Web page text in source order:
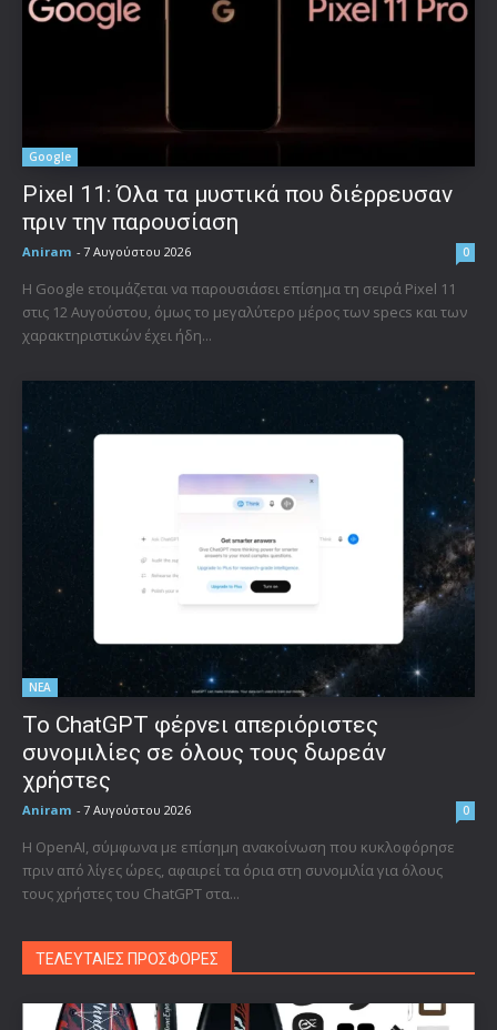
Google
Pixel 11: Όλα τα μυστικά που διέρρευσαν
πριν την παρουσίαση
Aniram - 7 Αυγούστου 2026 0
Η Google ετοιμάζεται να παρουσιάσει επίσημα τη σειρά Pixel 11
στις 12 Αυγούστου, όμως το μεγαλύτερο μέρος των specs και των
χαρακτηριστικών έχει ήδη...
ΝΕΑ
Το ChatGPT φέρνει απεριόριστες
συνομιλίες σε όλους τους δωρεάν
χρήστες
Aniram - 7 Αυγούστου 2026 0
Η OpenAI, σύμφωνα με επίσημη ανακοίνωση που κυκλοφόρησε
πριν από λίγες ώρες, αφαιρεί τα όρια στη συνομιλία για όλους
τους χρήστες του ChatGPT στα...
ΤΕΛΕΥΤΑΙΕΣ ΠΡΟΣΦΟΡΕΣ